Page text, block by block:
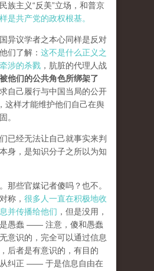
族主义“反美”立场，和普京
是共产党的政权根基。
异议学者之本心同样是反对
们了解： 这不是什么正义之
涉的杀戮 ，肮脏的代理人战
被他们的公共角色所绑架了
自己履行与中国当局的公开
这样才能维护他们自己在舆
。
已经无法让自己就事实来判
身，是知识分子之所以为知
那些官媒记者傻吗？也不。
称， 很多人一直在积极地收
并传播给他们 ，但是没用，
愚蠢 —— 注意，傻和愚蠢
意识的，完全可以通过信息
后者是有意识的，有目的
纠正 —— 于是信息自由在